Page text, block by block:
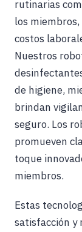
rutinarias
los
costos
Nuestros
de higiene,
brindan
seguro. Los
promueven
toque
miembros.
Estas
satisfacción y